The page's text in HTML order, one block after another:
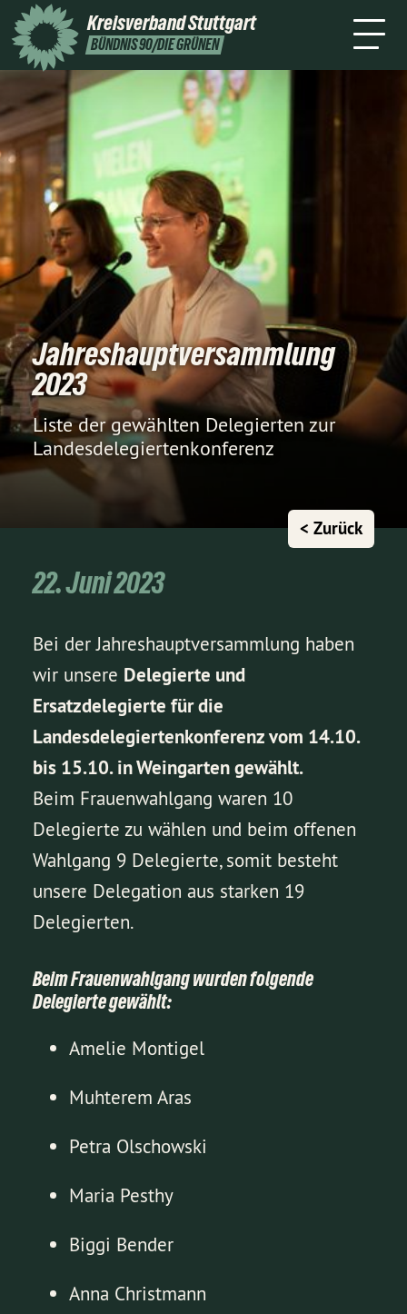
KreisverbandStuttgart
BÜNDNIS 90/DIE GRÜNEN
Leichte
Sprache
Presse Kontakt Stuttgart
Jahreshauptversammlung
2023
Liste der gewählten Delegierten zur
Landesdelegiertenkonferenz
< Zurück
22. Juni 2023
Bei der Jahreshauptversammlung haben
wir unsere Delegierte und
Ersatzdelegierte für die
Landesdelegiertenkonferenz vom 14.10.
bis 15.10. in Weingarten gewählt.
Beim Frauenwahlgang waren 10
Delegierte zu wählen und beim offenen
Wahlgang 9 Delegierte, somit besteht
unsere Delegation aus starken 19
Delegierten.
Beim Frauenwahlgang wurden folgende
Delegierte gewählt:
Amelie Montigel
Muhterem Aras
Petra Olschowski
Maria Pesthy
Biggi Bender
Anna Christmann